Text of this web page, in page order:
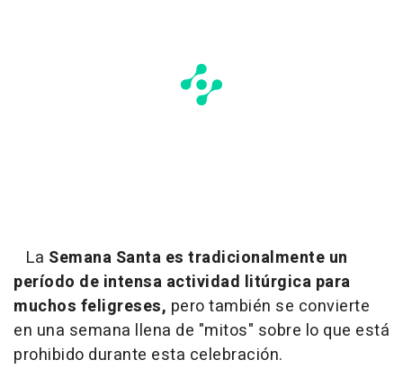
La Semana Santa es tradicionalmente un
período de intensa actividad litúrgica para
muchos feligreses, pero también se convierte
en una semana llena de "mitos" sobre lo que está
prohibido durante esta celebración.